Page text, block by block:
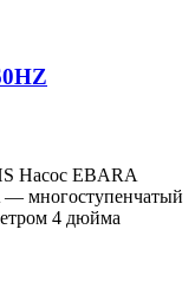
Насос EBARA
— многоступенчатый
4 дюйма